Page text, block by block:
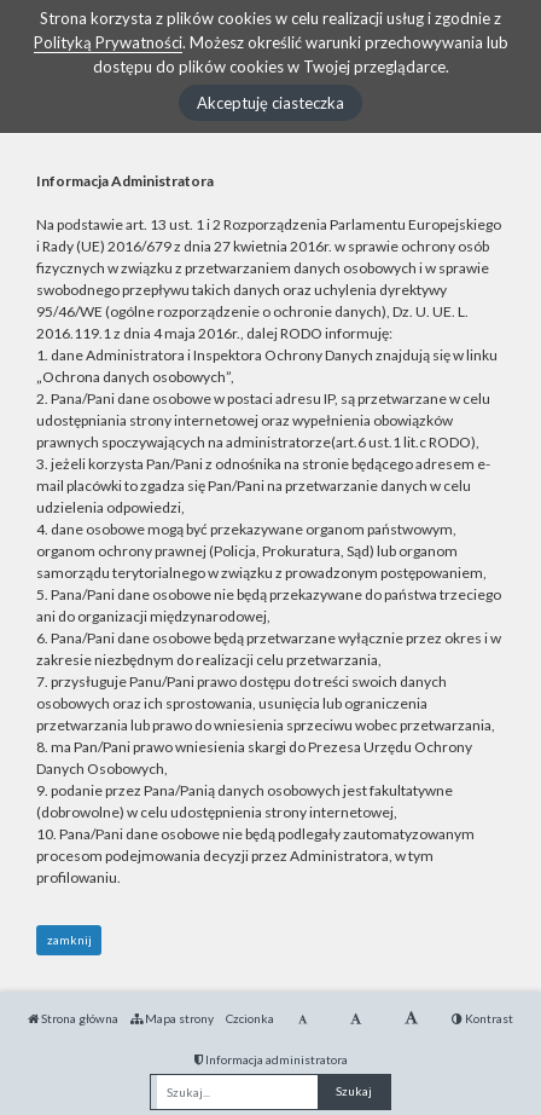
Strona korzysta z plików cookies w celu realizacji usług i zgodnie z
Polityką Prywatności. Możesz określić warunki przechowywania lub
dostępu do plików cookies w Twojej przeglądarce.
Akceptuję ciasteczka
Informacja Administratora
Na podstawie art. 13 ust. 1 i 2 Rozporządzenia Parlamentu Europejskiego
i Rady (UE) 2016/679 z dnia 27 kwietnia 2016r. w sprawie ochrony osób
fizycznych w związku z przetwarzaniem danych osobowych i w sprawie
swobodnego przepływu takich danych oraz uchylenia dyrektywy
95/46/WE (ogólne rozporządzenie o ochronie danych), Dz. U. UE. L.
2016.119.1 z dnia 4 maja 2016r., dalej RODO informuję:
1. dane Administratora i Inspektora Ochrony Danych znajdują się w linku
„Ochrona danych osobowych”,
2. Pana/Pani dane osobowe w postaci adresu IP, są przetwarzane w celu
udostępniania strony internetowej oraz wypełnienia obowiązków
prawnych spoczywających na administratorze(art.6 ust.1 lit.c RODO),
3. jeżeli korzysta Pan/Pani z odnośnika na stronie będącego adresem e-
mail placówki to zgadza się Pan/Pani na przetwarzanie danych w celu
udzielenia odpowiedzi,
4. dane osobowe mogą być przekazywane organom państwowym,
organom ochrony prawnej (Policja, Prokuratura, Sąd) lub organom
samorządu terytorialnego w związku z prowadzonym postępowaniem,
5. Pana/Pani dane osobowe nie będą przekazywane do państwa trzeciego
ani do organizacji międzynarodowej,
6. Pana/Pani dane osobowe będą przetwarzane wyłącznie przez okres i w
zakresie niezbędnym do realizacji celu przetwarzania,
7. przysługuje Panu/Pani prawo dostępu do treści swoich danych
osobowych oraz ich sprostowania, usunięcia lub ograniczenia
przetwarzania lub prawo do wniesienia sprzeciwu wobec przetwarzania,
8. ma Pan/Pani prawo wniesienia skargi do Prezesa Urzędu Ochrony
Danych Osobowych,
9. podanie przez Pana/Panią danych osobowych jest fakultatywne
(dobrowolne) w celu udostępnienia strony internetowej,
10. Pana/Pani dane osobowe nie będą podlegały zautomatyzowanym
procesom podejmowania decyzji przez Administratora, w tym
profilowaniu.
zamknij
Strona główna Mapa strony Czcionka Kontrast
Informacja administratora
Fraza